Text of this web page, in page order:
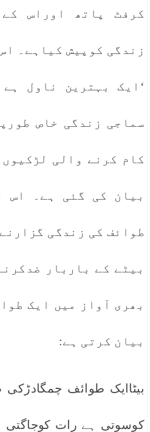
کرفٹ پاتھ اوراس
زندگی کوپیش کیاہے۔
‘ایک بہترین ناول
سماجی زندگی خاص
کام کرنے والی
بیان کی گئی ہے۔ اس
طوائف کی زندگی
بیٹے کے باربار
بھری آواز میں ایک
بیان کرتی ہے:
بیٹاایک طوائف
کوسوتی ہے رات